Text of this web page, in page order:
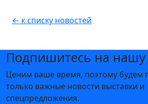
← к списку новостей
Подпишитесь на нашу
Ценим ваше время, поэтому будем
только важные новости выставки и
спецпредложения.